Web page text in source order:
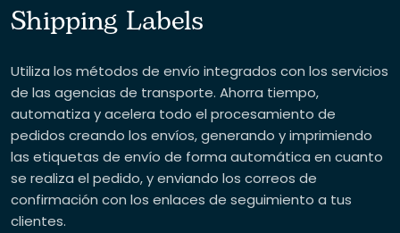
Shipping Labels
Utiliza los métodos de envío integrados con los servicios
de las agencias de transporte. Ahorra tiempo,
automatiza y acelera todo el procesamiento de
pedidos creando los envíos, generando y imprimiendo
las etiquetas de envío de forma automática en cuanto
se realiza el pedido, y enviando los correos de
confirmación con los enlaces de seguimiento a tus
clientes.